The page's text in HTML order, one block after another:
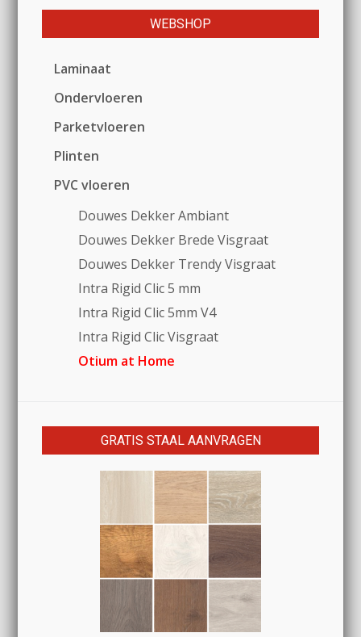
WEBSHOP
Laminaat
Ondervloeren
Parketvloeren
Plinten
PVC vloeren
Douwes Dekker Ambiant
Douwes Dekker Brede Visgraat
Douwes Dekker Trendy Visgraat
Intra Rigid Clic 5 mm
Intra Rigid Clic 5mm V4
Intra Rigid Clic Visgraat
Otium at Home
GRATIS STAAL AANVRAGEN